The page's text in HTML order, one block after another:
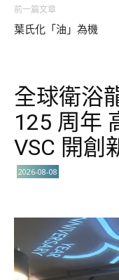
前一篇文章
葉氏化「油」為機
全球衛浴
125 周年
VSC 開創
2026-08-08